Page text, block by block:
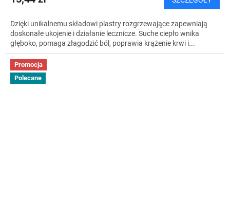
Dzięki unikalnemu składowi plastry rozgrzewające zapewniają
doskonałe ukojenie i działanie lecznicze. Suche ciepło wnika
głęboko, pomaga złagodzić ból, poprawia krążenie krwi i...
Promocja
Polecane